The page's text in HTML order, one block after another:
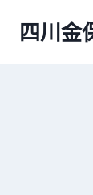
四川金